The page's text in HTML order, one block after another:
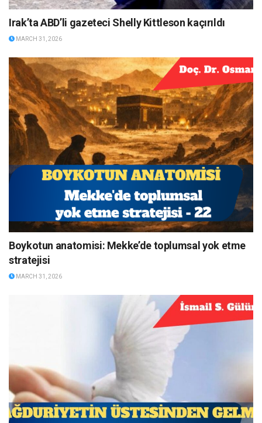
Irak’ta ABD’li gazeteci Shelly Kittleson kaçırıldı
MARCH 31, 2026
Boykotun anatomisi: Mekke’de toplumsal yok etme
stratejisi
MARCH 31, 2026